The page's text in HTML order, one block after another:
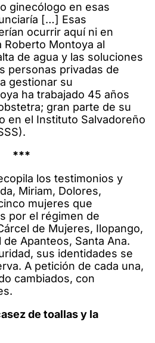
ginecólogo en esas
[…] Esas
ocurrir aquí ni en
Roberto Montoya al
de agua y las soluciones
personas privadas de
gestionar su
ha trabajado 45 años
gran parte de su
en el Instituto Salvadoreño
***
los testimonios y
Miriam, Dolores,
mujeres que
por el régimen de
de Mujeres, Ilopango,
Apanteos, Santa Ana.
sus identidades se
A petición de cada una,
cambiados, con
de toallas y la